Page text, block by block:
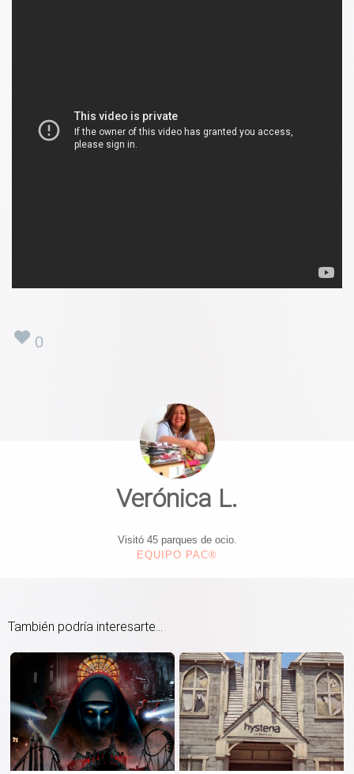
0
Verónica L.
Visitó 45 parques de ocio.
EQUIPO PAC®
También podría interesarte...